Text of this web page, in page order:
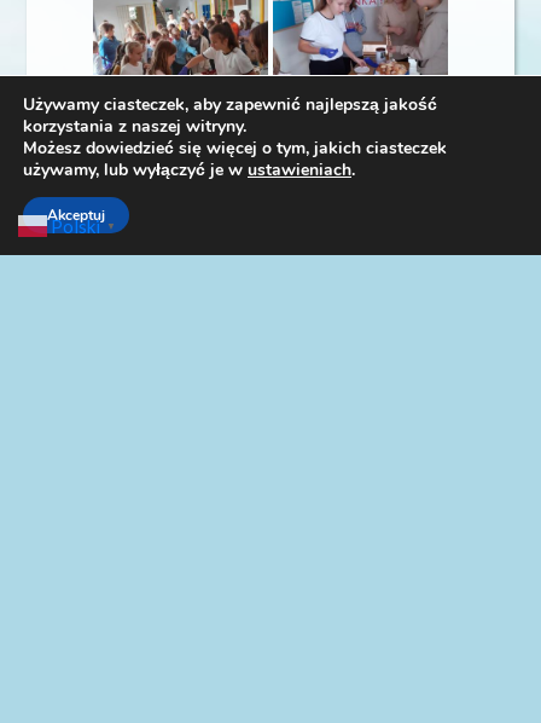
Polski ▼
Używamy ciasteczek, aby zapewnić najlepszą jakość
korzystania z naszej witryny.
Możesz dowiedzieć się więcej o tym, jakich ciasteczek
używamy, lub wyłączyć je w ustawieniach.
Akceptuj